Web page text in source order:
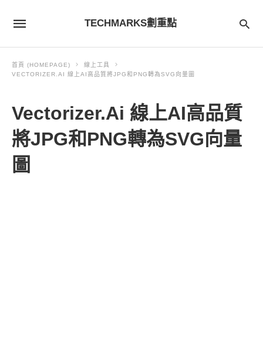
TECHMARKS劃重點
首頁 (HOMEPAGE)
線上工具
VECTORIZER.AI 線上AI高品質將JPG和PNG轉為SVG向量圖
Vectorizer.Ai 線上AI高品質
將JPG和PNG轉為SVG向量
圖